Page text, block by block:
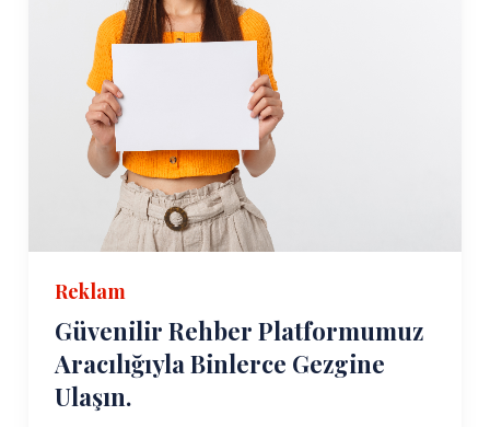
Reklam
Güvenilir Rehber Platformumuz
Aracılığıyla Binlerce Gezgine
Ulaşın.